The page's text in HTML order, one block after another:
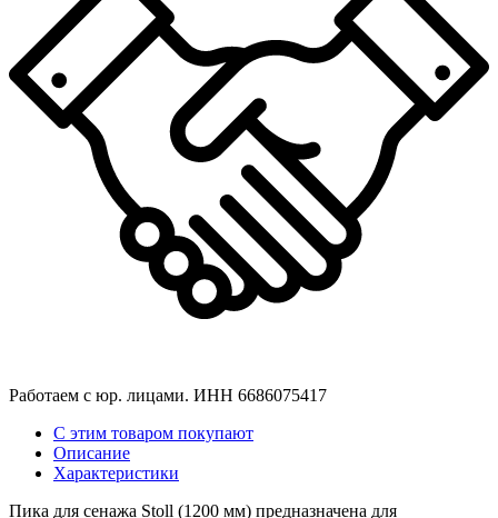
Работаем с юр. лицами. ИНН 6686075417
С этим товаром покупают
Описание
Характеристики
Пика для сенажа Stoll (1200 мм) предназначена для